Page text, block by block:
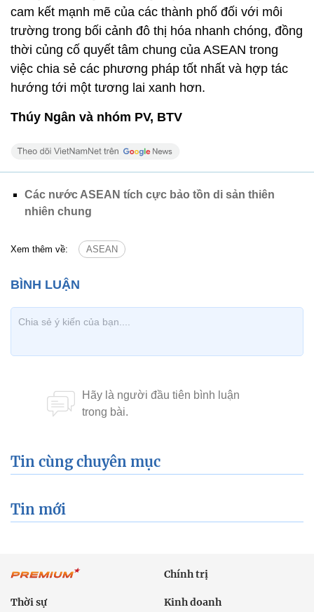
cam kết mạnh mẽ của các thành phố đối với môi
trường trong bối cảnh đô thị hóa nhanh chóng, đồng
thời củng cố quyết tâm chung của ASEAN trong
việc chia sẻ các phương pháp tốt nhất và hợp tác
hướng tới một tương lai xanh hơn.
Thúy Ngân và nhóm PV, BTV
Các nước ASEAN tích cực bảo tồn di sản thiên
nhiên chung
Xem thêm về: ASEAN
Tin cùng chuyên mục
Tin mới
Chính trị
Thời sự Kinh doanh